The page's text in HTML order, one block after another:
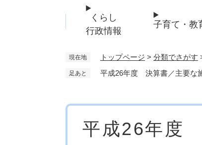
くらし
行政情報
子育て・教
現在地 トップページ > 分類でさがす
足あと 平成26年度 決算書／主要な
平成26年度